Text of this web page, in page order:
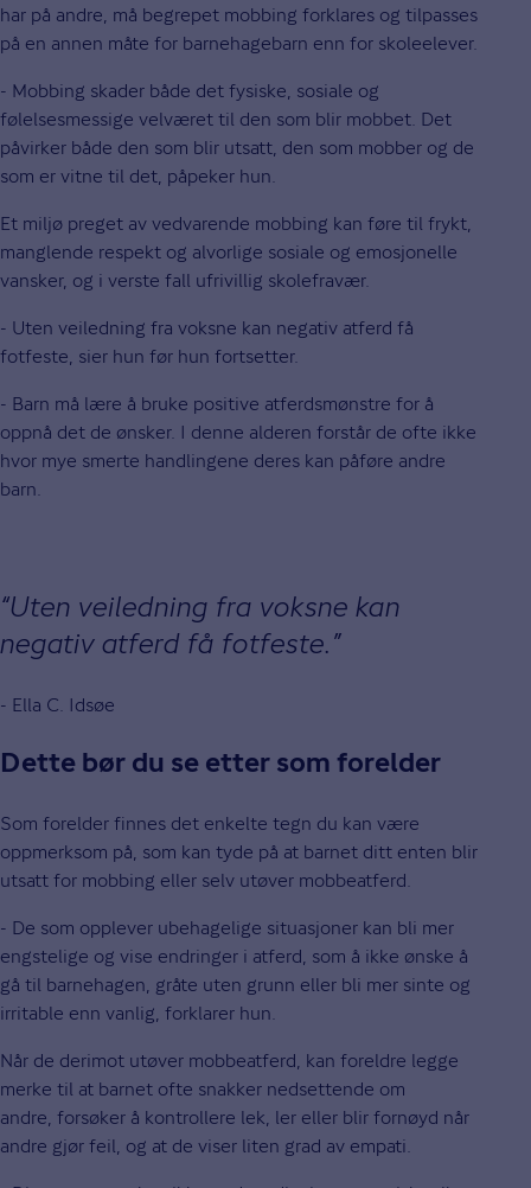
har på andre, må begrepet mobbing forklares og tilpasses
på en annen måte for barnehagebarn enn for skoleelever.
- Mobbing skader både det fysiske, sosiale og
følelsesmessige velværet til den som blir mobbet. Det
påvirker både den som blir utsatt, den som mobber og de
som er vitne til det, påpeker hun.
Et miljø preget av vedvarende mobbing kan føre til frykt,
manglende respekt og alvorlige sosiale og emosjonelle
vansker, og i verste fall ufrivillig skolefravær.
- Uten veiledning fra voksne kan negativ atferd få
fotfeste, sier hun før hun fortsetter.
- Barn må lære å bruke positive atferdsmønstre for å
oppnå det de ønsker. I denne alderen forstår de ofte ikke
hvor mye smerte handlingene deres kan påføre andre
barn.
Uten veiledning fra voksne kan
negativ atferd få fotfeste.
- Ella C. Idsøe
Dette bør du se etter som forelder
Som forelder finnes det enkelte tegn du kan være
oppmerksom på, som kan tyde på at barnet ditt enten blir
utsatt for mobbing eller selv utøver mobbeatferd.
- De som opplever ubehagelige situasjoner kan bli mer
engstelige og vise endringer i atferd, som å ikke ønske å
gå til barnehagen, gråte uten grunn eller bli mer sinte og
irritable enn vanlig, forklarer hun.
Når de derimot utøver mobbeatferd, kan foreldre legge
merke til at barnet ofte snakker nedsettende om
andre, forsøker å kontrollere lek, ler eller blir fornøyd når
andre gjør feil, og at de viser liten grad av empati.